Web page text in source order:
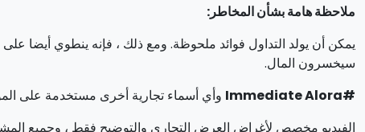
ملاحظة هامة بشأن المخاطر:
سيخسرون المال.
#Immediate Alora
وأي أسماء تجارية أخرى مستخدمة على
الفيديو مخصص لأغراض العرض التجاري والتوضيح فقط ، وجميع